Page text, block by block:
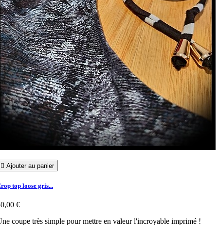
 Ajouter au panier
top loose gris...
€
coupe très simple pour mettre en valeur l'incroyable imprimé !